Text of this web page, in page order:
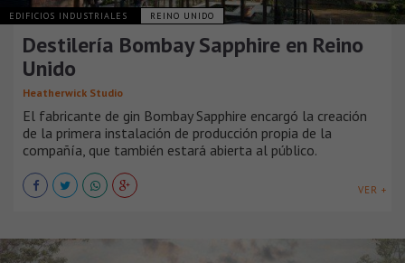
EDIFICIOS INDUSTRIALES REINO UNIDO
Destilería Bombay Sapphire en Reino
Unido
Heatherwick Studio
El fabricante de gin Bombay Sapphire encargó la creación
de la primera instalación de producción propia de la
compañía, que también estará abierta al público.
VER +